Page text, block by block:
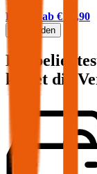
Prämie ab € 47,90
Mehr laden
Die
kostet die